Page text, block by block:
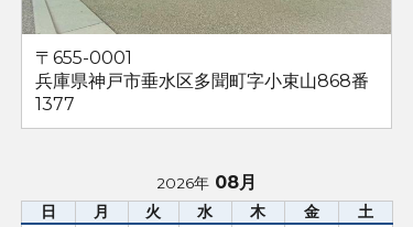
〒655-0001
兵庫県神戸市垂水区多聞町字小束山868番
1377
2026年 08月
日 月 火 水 木 金 土